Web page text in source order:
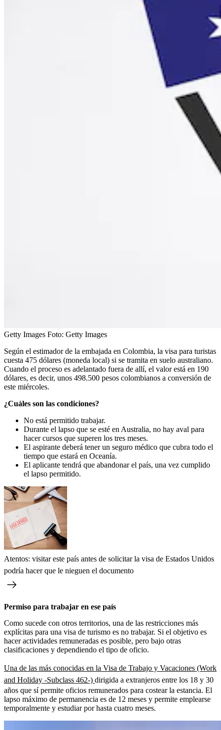
Getty Images Foto: Getty Images
Según el estimador de la embajada en Colombia, la visa para turistas
cuesta 475 dólares (moneda local) si se tramita en suelo australiano.
Cuando el proceso es adelantado fuera de allí, el valor está en 190
dólares, es decir, unos 498.500 pesos colombianos a conversión de
este miércoles.
¿Cuáles son las condiciones?
No está permitido trabajar.
Durante el lapso que se esté en Australia, no hay aval para
hacer cursos que superen los tres meses.
El aspirante deberá tener un seguro médico que cubra todo el
tiempo que estará en Oceanía.
El aplicante tendrá que abandonar el país, una vez cumplido
el lapso permitido.
Atentos: visitar este país antes de solicitar la visa de Estados Unidos
podría hacer que le nieguen el documento
Permiso para trabajar en ese país
Como sucede con otros territorios, una de las restricciones más
explícitas para una visa de turismo es no trabajar. Si el objetivo es
hacer actividades remuneradas es posible, pero bajo otras
clasificaciones y dependiendo el tipo de oficio.
Una de las más conocidas en la Visa de Trabajo y Vacaciones (Work
and Holiday -Subclass 462-) dirigida a extranjeros entre los 18 y 30
años que sí permite oficios remunerados para costear la estancia. El
lapso máximo de permanencia es de 12 meses y permite emplearse
temporalmente y estudiar por hasta cuatro meses.